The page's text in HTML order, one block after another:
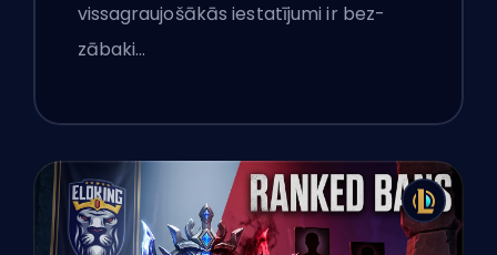
vissagraujošākās iestatījumi ir bez-
zābaki…